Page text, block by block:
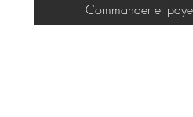
Commander et